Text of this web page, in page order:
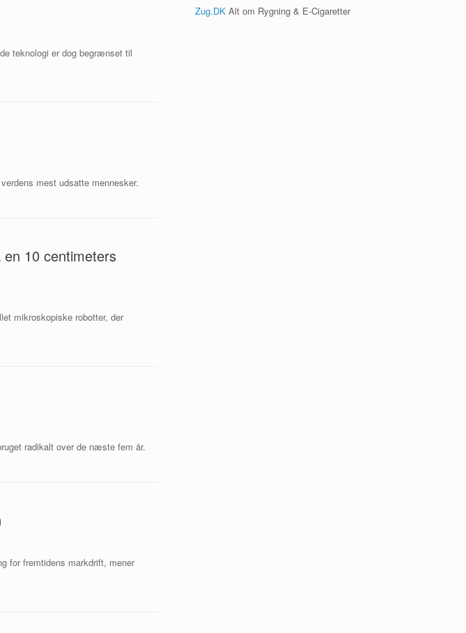
teknologi er dog begrænset til
mest udsatte mennesker.
10 centimeters
mikroskopiske robotter, der
radikalt over de næste fem år.
for fremtidens markdrift, mener
Zug.DK Alt om Rygning & E-Cigaretter